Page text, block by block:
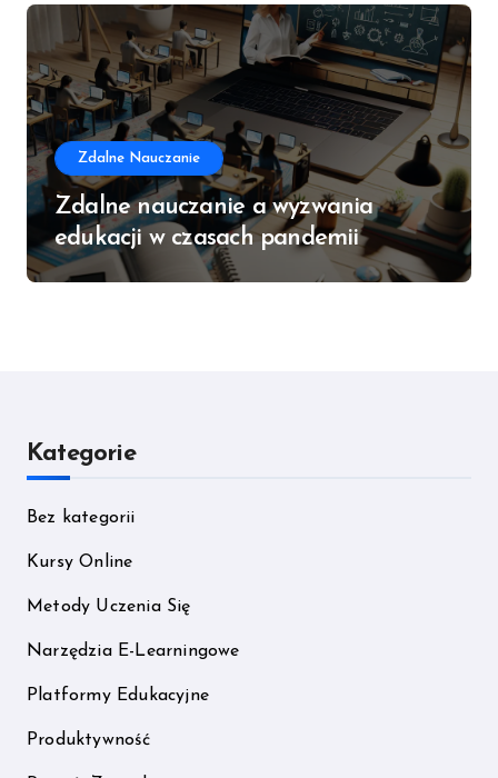
Zdalne Nauczanie
Zdalne nauczanie a wyzwania
edukacji w czasach pandemii
Kategorie
Bez kategorii
Kursy Online
Metody Uczenia Się
Narzędzia E-Learningowe
Platformy Edukacyjne
Produktywność